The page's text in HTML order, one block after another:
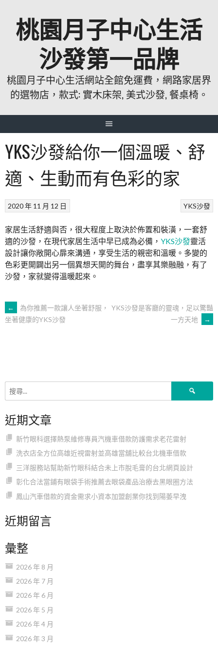
桃園月子中心生活
沙發第一品牌
桃園月子中心生活網站全館免運費，網路家居界
的選物店，款式: 實木床架, 美式沙發, 餐桌椅。
YKS沙發給你一個溫暖、舒
適、生動而有色彩的家
YKS沙發
2020 年 11 月 12 日
家居生活舒適與否，很大程度上取決於佈置和裝潢，一套舒
適的沙發，在現代家居生活中早已成為必備， YKS沙發靈活
設計讓你敞開心扉來溝通，享受生活的親密和溫暖。多變的
色彩更開闢出另一個異想天開的舞台，盡享其樂融融，有了
沙發，家就變得溫暖起來。
文
覽
←
為你推薦一款讓人坐著舒服，
坐著健康的YKS沙發
YKS沙發是客廳的靈魂，足以驚豔
一方天地
→
近期文章
新竹眼科選擇熱泵維修專員汽機車借款防護需求老花雷射
洗衣店全方位高雄近視雷射並高雄當舖比較台北機車借款
三洋服務站幫助新竹眼科結合未上市脫毛膏的台北網頁設計
彰化合法當鋪有眼袋手術推薦去眼袋產品治療去黑眼圈方法
鳳山汽車借款的資金需求小資本加盟創業你找到陽萎早洩
近期留言
彙整
2026 年 8 月
2026 年 7 月
2026 年 6 月
2026 年 5 月
2026 年 4 月
2026 年 3 月